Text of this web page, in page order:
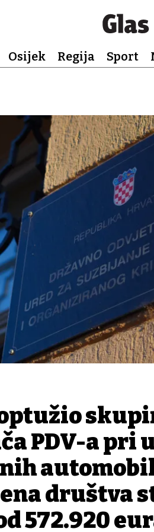
Osijek Regija Sport
PDV-a pri
društva
572.920